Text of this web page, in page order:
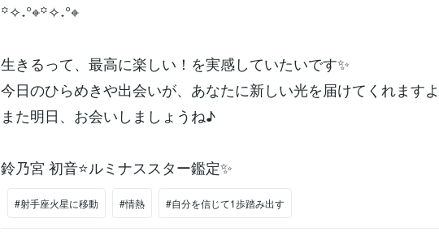
꙳✧˖°⌖꙳✧˖°⌖
生きるって、最高に楽しい！を実感していたいです✨
今日のひらめきや出会いが、あなたに新しい光を届けてくれます
また明日、お会いしましょうね♪
鈴乃宮 初音⭐️ルミナススター鑑定✨​​​​​​​​​​​​​​​​
#射手座火星に移動 #情熱 #自分を信じて1歩踏み出す